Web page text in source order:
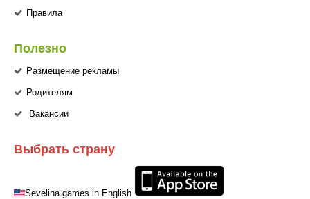
Правила
Полезно
Размещение рекламы
Родителям
Вакансии
Выбрать страну
Sevelina games in English